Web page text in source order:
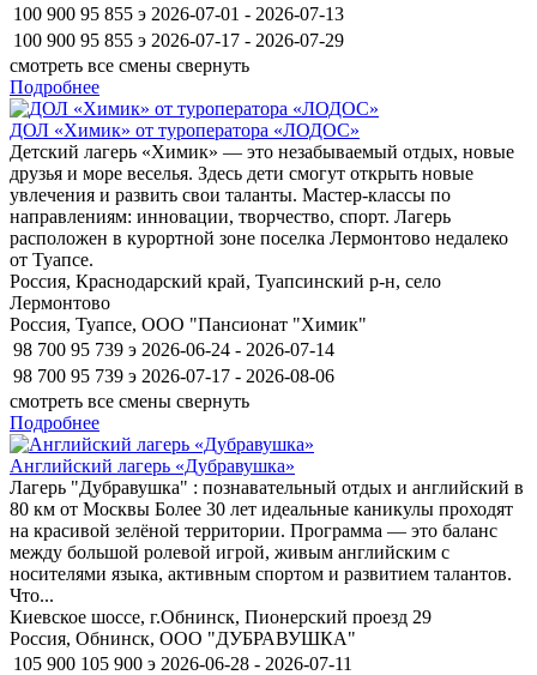
100 900 95 855 э 2026-07-01 - 2026-07-13
100 900 95 855 э 2026-07-17 - 2026-07-29
смотреть все смены свернуть
Подробнее
ДОЛ «Химик» от туроператора «ЛОДОС»
Детский лагерь «Химик» — это незабываемый отдых, новые
друзья и море веселья. Здесь дети смогут открыть новые
увлечения и развить свои таланты. Мастер-классы по
направлениям: инновации, творчество, спорт. Лагерь
расположен в курортной зоне поселка Лермонтово недалеко
от Туапсе.
Россия, Краснодарский край, Туапсинский р-н, село
Лермонтово
Россия, Туапсе, ООО "Пансионат "Химик"
98 700 95 739 э 2026-06-24 - 2026-07-14
98 700 95 739 э 2026-07-17 - 2026-08-06
смотреть все смены свернуть
Подробнее
Английский лагерь «Дубравушка»
Лагерь "Дубравушка" : познавательный отдых и английский в
80 км от Москвы Более 30 лет идеальные каникулы проходят
на красивой зелёной территории. Программа — это баланс
между большой ролевой игрой, живым английским с
носителями языка, активным спортом и развитием талантов.
Что...
Киевское шоссе, г.Обнинск, Пионерский проезд 29
Россия, Обнинск, ООО "ДУБРАВУШКА"
105 900 105 900 э 2026-06-28 - 2026-07-11